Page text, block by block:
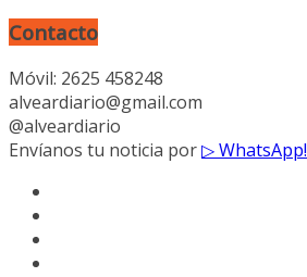
Contacto
Móvil: 2625 458248
alveardiario@gmail.com
@alveardiario
Envíanos tu noticia por▷ WhatsApp!